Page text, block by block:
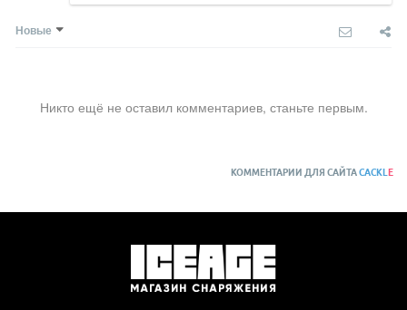
Новые
Никто ещё не оставил комментариев, станьте первым.
КОММЕНТАРИИ ДЛЯ САЙТАCACKLE